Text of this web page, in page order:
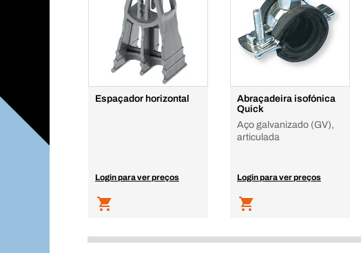
Espaçador horizontal
Login para ver preços
Abraçadeira isofónica
Quick
Aço galvanizado (GV),
articulada
Login para ver preços